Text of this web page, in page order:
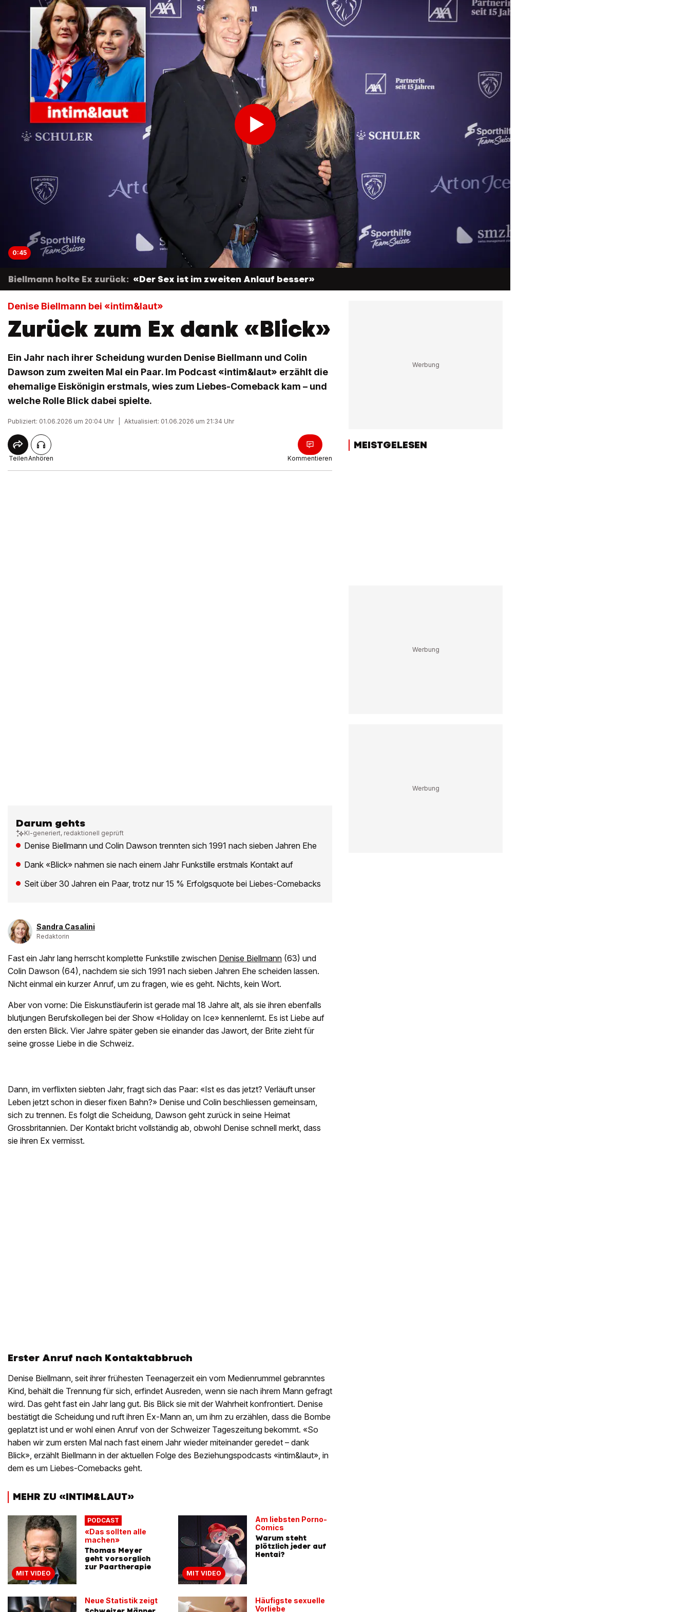
0:45
Biellmann holte Ex zurück: «Der Sex ist im zweiten Anlauf besser»
Denise Biellmann bei «intim&laut»
Zurück zum Ex dank «Blick»
Ein Jahr nach ihrer Scheidung wurden Denise Biellmann und Colin
Dawson zum zweiten Mal ein Paar. Im Podcast «intim&laut» erzählt die
ehemalige Eiskönigin erstmals, wies zum Liebes-Comeback kam – und
welche Rolle Blick dabei spielte.
Publiziert: 01.06.2026 um 20:04 Uhr Aktualisiert: 01.06.2026 um 21:34 Uhr
TeilenAnhören Kommentieren
Darum gehts
KI-generiert, redaktionell geprüft
Denise Biellmann und Colin Dawson trennten sich 1991 nach sieben Jahren Ehe
Dank «Blick» nahmen sie nach einem Jahr Funkstille erstmals Kontakt auf
Seit über 30 Jahren ein Paar, trotz nur 15 % Erfolgsquote bei Liebes-Comebacks
Sandra Casalini
Redaktorin
Fast ein Jahr lang herrscht komplette Funkstille zwischen Denise Biellmann (63) und
Colin Dawson (64), nachdem sie sich 1991 nach sieben Jahren Ehe scheiden lassen.
Nicht einmal ein kurzer Anruf, um zu fragen, wie es geht. Nichts, kein Wort.
Aber von vorne: Die Eiskunstläuferin ist gerade mal 18 Jahre alt, als sie ihren ebenfalls
blutjungen Berufskollegen bei der Show «Holiday on Ice» kennenlernt. Es ist Liebe auf
den ersten Blick. Vier Jahre später geben sie einander das Jawort, der Brite zieht für
seine grosse Liebe in die Schweiz.
Dann, im verflixten siebten Jahr, fragt sich das Paar: «Ist es das jetzt? Verläuft unser
Leben jetzt schon in dieser fixen Bahn?» Denise und Colin beschliessen gemeinsam,
sich zu trennen. Es folgt die Scheidung, Dawson geht zurück in seine Heimat
Grossbritannien. Der Kontakt bricht vollständig ab, obwohl Denise schnell merkt, dass
sie ihren Ex vermisst.
Erster Anruf nach Kontaktabbruch
Denise Biellmann, seit ihrer frühesten Teenagerzeit ein vom Medienrummel gebranntes
Kind, behält die Trennung für sich, erfindet Ausreden, wenn sie nach ihrem Mann gefragt
wird. Das geht fast ein Jahr lang gut. Bis Blick sie mit der Wahrheit konfrontiert. Denise
bestätigt die Scheidung und ruft ihren Ex-Mann an, um ihm zu erzählen, dass die Bombe
geplatzt ist und er wohl einen Anruf von der Schweizer Tageszeitung bekommt. «So
haben wir zum ersten Mal nach fast einem Jahr wieder miteinander geredet – dank
Blick», erzählt Biellmann in der aktuellen Folge des Beziehungspodcasts «intim&laut», in
dem es um Liebes-Comebacks geht.
MEHR ZU «INTIM&LAUT»
MIT VIDEO
PODCAST
«Das sollten alle
machen»
Thomas Meyer
geht vorsorglich
zur Paartherapie
Neue Statistik zeigt
MIT VIDEO
Am liebsten Porno-
Comics
Warum steht
plötzlich jeder auf
Hentai?
Häufigste sexuelle
Vorliebe
MEISTGELESEN